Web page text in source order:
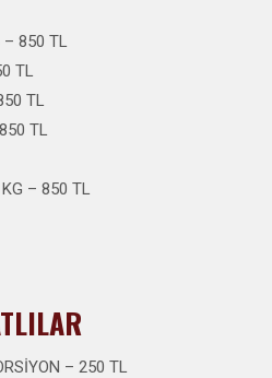
– 850 TL
TL
TL
TL
– 850 TL
– 250 TL